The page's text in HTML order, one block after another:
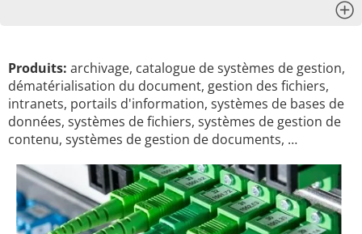
Produits: archivage, catalogue de systèmes de gestion,
dématérialisation du document, gestion des fichiers,
intranets, portails d'information, systèmes de bases de
données, systèmes de fichiers, systèmes de gestion de
contenu, systèmes de gestion de documents, …